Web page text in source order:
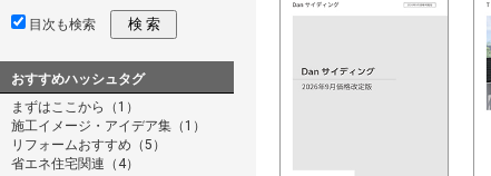
目次も検索 検 索
おすすめハッシュタグ
まずはここから（1）
施工イメージ・アイデア集（1）
リフォームおすすめ（5）
省エネ住宅関連（4）